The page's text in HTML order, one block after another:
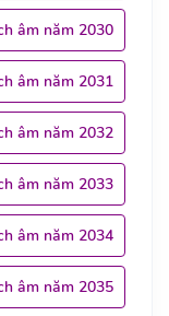
âm năm 2030
âm năm 2031
âm năm 2032
âm năm 2033
âm năm 2034
âm năm 2035